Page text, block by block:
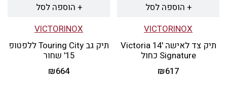
+ הוספה לסל
VICTORINOX
תיק צד לאישה '14 Victoria
Signature כחול
₪617
+ הוספה לסל
VICTORINOX
תיק גב Touring City ללפטופ
15' שחור
₪664